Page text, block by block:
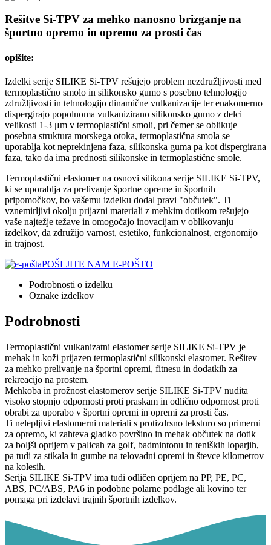
Rešitve Si-TPV za mehko nanosno brizganje na
športno opremo in opremo za prosti čas
opišite:
Izdelki serije SILIKE Si-TPV rešujejo problem nezdružljivosti med
termoplastično smolo in silikonsko gumo s posebno tehnologijo
združljivosti in tehnologijo dinamične vulkanizacije ter enakomerno
dispergirajo popolnoma vulkanizirano silikonsko gumo z delci
velikosti 1-3 μm v termoplastični smoli, pri čemer se oblikuje
posebna struktura morskega otoka, termoplastična smola se
uporablja kot neprekinjena faza, silikonska guma pa kot dispergirana
faza, tako da ima prednosti silikonske in termoplastične smole.
Termoplastični elastomer na osnovi silikona serije SILIKE Si-TPV,
ki se uporablja za prelivanje športne opreme in športnih
pripomočkov, bo vašemu izdelku dodal pravi "občutek". Ti
vznemirljivi okolju prijazni materiali z mehkim dotikom rešujejo
vaše najtežje težave in omogočajo inovacijam v oblikovanju
izdelkov, da združijo varnost, estetiko, funkcionalnost, ergonomijo
in trajnost.
POŠLJITE NAM E-POŠTO
Podrobnosti o izdelku
Oznake izdelkov
Podrobnosti
Termoplastični vulkanizatni elastomer serije SILIKE Si-TPV je
mehak in koži prijazen termoplastični silikonski elastomer. Rešitev
za mehko prelivanje na športni opremi, fitnesu in dodatkih za
rekreacijo na prostem.
Mehkoba in prožnost elastomerov serije SILIKE Si-TPV nudita
visoko stopnjo odpornosti proti praskam in odlično odpornost proti
obrabi za uporabo v športni opremi in opremi za prosti čas.
Ti nelepljivi elastomerni materiali s protizdrsno teksturo so primerni
za opremo, ki zahteva gladko površino in mehak občutek na dotik
za boljši oprijem v palicah za golf, badmintonu in teniških loparjih,
pa tudi za stikala in gumbe na telovadni opremi in števce kilometrov
na kolesih.
Serija SILIKE Si-TPV ima tudi odličen oprijem na PP, PE, PC,
ABS, PC/ABS, PA6 in podobne polarne podlage ali kovino ter
pomaga pri izdelavi trajnih športnih izdelkov.